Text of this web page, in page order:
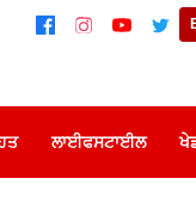
ਲਾਈਫਸਟਾਈਲ